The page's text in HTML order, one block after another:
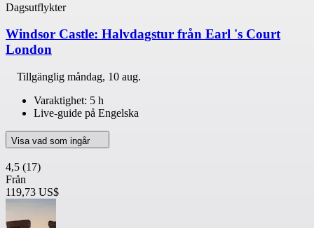
Dagsutflykter
Windsor Castle: Halvdagstur från Earl 's Court
London
Tillgänglig måndag, 10 aug.
Varaktighet: 5 h
Live-guide på Engelska
Visa vad som ingår
4,5 (17)
Från
119,73 US$